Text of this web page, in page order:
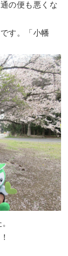
の便も悪くな
す。「小幡